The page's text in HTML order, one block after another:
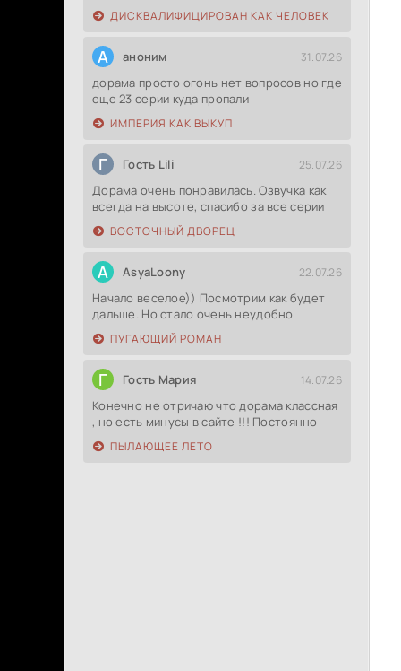
ДИСКВАЛИФИЦИРОВАН КАК ЧЕЛОВЕК
А аноним 31.07.26
дорама просто огонь нет вопросов но где
еще 23 серии куда пропали
ИМПЕРИЯ КАК ВЫКУП
Г Гость Lili 25.07.26
Дорама очень понравилась. Озвучка как
всегда на высоте, спасибо за все серии
ВОСТОЧНЫЙ ДВОРЕЦ
A AsyaLoony 22.07.26
Начало веселое)) Посмотрим как будет
дальше. Но стало очень неудобно
ПУГАЮЩИЙ РОМАН
Г Гость Мария 14.07.26
Конечно не отричаю что дорама классная
, но есть минусы в сайте !!! Постоянно
ПЫЛАЮЩЕЕ ЛЕТО